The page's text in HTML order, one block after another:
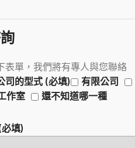
表單，我們將有專人與您聯絡
司的型式 (必填)
有限公司
作室
還不知道哪一種
填)